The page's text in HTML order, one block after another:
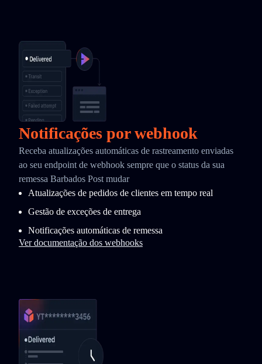
Notificações por webhook
Receba atualizações automáticas de rastreamento enviadas
ao seu endpoint de webhook sempre que o status da sua
remessa Barbados Post mudar
Atualizações de pedidos de clientes em tempo real
Gestão de exceções de entrega
Notificações automáticas de remessa
Ver documentação dos webhooks